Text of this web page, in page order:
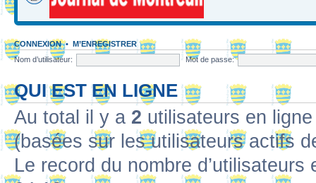
CONNEXION• M’ENREGISTRER
Nom d’utilisateur:
Mot de passe:
QUI EST EN LIGNE
Au total il y a 2 utilisateurs en
(basées sur les utilisateurs actifs
Le record du nombre